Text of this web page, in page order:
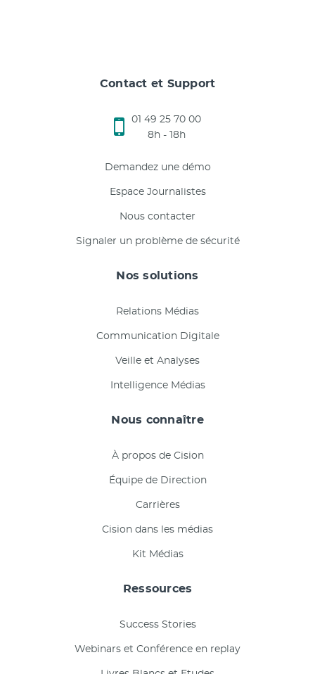
Contact et Support
01 49 25 70 00
8h - 18h
Demandez une démo
Espace Journalistes
Nous contacter
Signaler un problème de sécurité
Nos solutions
Relations Médias
Communication Digitale
Veille et Analyses
Intelligence Médias
Nous connaître
À propos de Cision
Équipe de Direction
Carrières
Cision dans les médias
Kit Médias
Ressources
Success Stories
Webinars et Conférence en replay